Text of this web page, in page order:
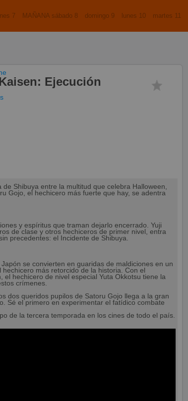
7 MAÑANA sábado 8 domingo 9 lunes 10 martes 11
Ejecución
Shibuya entre la multitud que celebra Halloween,
Gojo, el hechicero más fuerte que hay, se adentra
y espíritus que traman dejarlo encerrado. Yuji
de clase y otros hechiceros de primer nivel, entra
precedentes: el Incidente de Shibuya.
se convierten en guaridas de maldiciones en un
más retorcido de la historia. Con el
el hechicero de nivel especial Yuta Okkotsu tiene la
crímenes.
dos queridos pupilos de Satoru Gojo llega a la gran
Sé el primero en experimentar el fatídico combate
de la tercera temporada en los cines de todo el país.